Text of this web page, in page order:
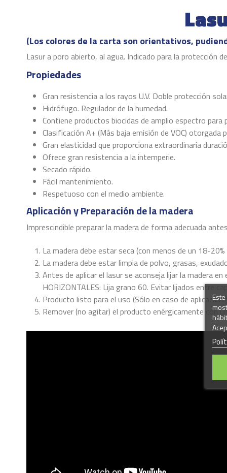
(Los colores de la carta son orientativos,
Lasur a poro abierto, al agua. Indicado para la protección
Propiedades
Gran resistencia a los rayos U.V. Doble protección
Hidrófugo. Regulador de la humedad.
Contiene productos biocidas de amplio espectro
Clasificación A+ (Más baja emisión de VOC)
Gran elasticidad que proporciona extraordinaria
Ofrece gran resistencia a la intemperie.
Secado rápido.
Fácil mantenimiento.
Respetuoso con el medio ambiente.
Aplicación y Preparación de la madera
Imprescindible preparar la madera de forma adecuada
La madera debe estar seca (con menos de un 18-20%
La madera debe estar limpia de polvo, grasas,
Antes de aplicar el lasur se aconseja lijar la madera
HORIZONTALES: Lija grano 60. Evitar lijados entre
Producto listo para el uso (Sólo en caso de
Remover (no agitar) el producto enérgicamente con